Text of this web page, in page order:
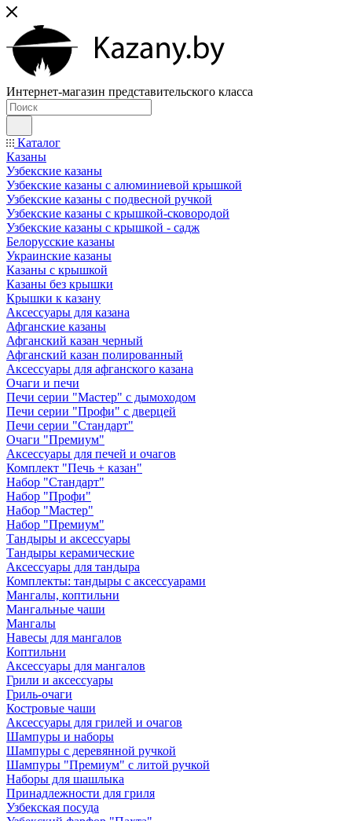
Интернет-магазин представительского класса
Каталог
Казаны
Узбекские казаны
Узбекские казаны с алюминиевой крышкой
Узбекские казаны с подвесной ручкой
Узбекские казаны с крышкой-сковородой
Узбекские казаны с крышкой - садж
Белорусские казаны
Украинские казаны
Казаны с крышкой
Казаны без крышки
Крышки к казану
Аксессуары для казана
Афганские казаны
Афганский казан черный
Афганский казан полированный
Аксессуары для афганского казана
Очаги и печи
Печи серии "Мастер" с дымоходом
Печи серии "Профи" с дверцей
Печи серии "Стандарт"
Очаги "Премиум"
Аксессуары для печей и очагов
Комплект "Печь + казан"
Набор "Стандарт"
Набор "Профи"
Набор "Мастер"
Набор "Премиум"
Тандыры и аксессуары
Тандыры керамические
Аксессуары для тандыра
Комплекты: тандыры с аксессуарами
Мангалы, коптильни
Мангальные чаши
Мангалы
Навесы для мангалов
Коптильни
Аксессуары для мангалов
Грили и аксессуары
Гриль-очаги
Костровые чаши
Аксессуары для грилей и очагов
Шампуры и наборы
Шампуры с деревянной ручкой
Шампуры "Премиум" с литой ручкой
Наборы для шашлыка
Принадлежности для гриля
Узбекская посуда